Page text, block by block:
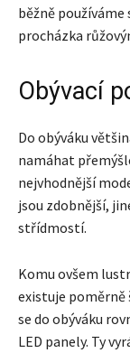
běžně
procházka
Obývací
Do obýváku
namáhat
nejvhodnější
jsou zdobnější,
střídmostí.
Komu ovšem
existuje poměrně
se do obýváku
LED panely. Ty